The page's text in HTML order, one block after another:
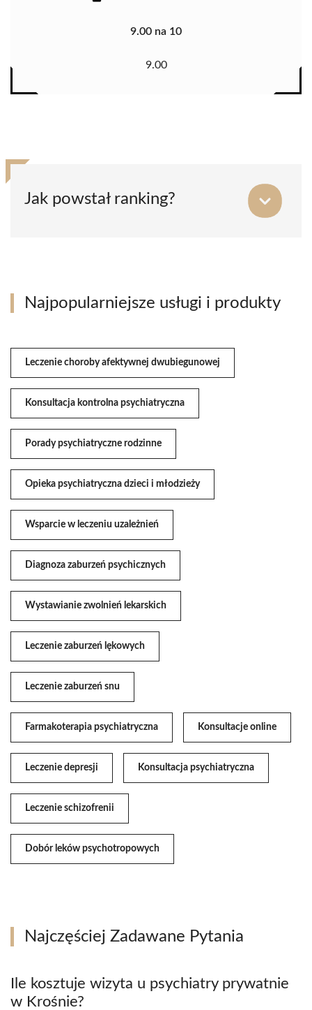
9.00 na 10
9.00
Jak powstał ranking?
Najpopularniejsze usługi i produkty
Leczenie choroby afektywnej dwubiegunowej
Konsultacja kontrolna psychiatryczna
Porady psychiatryczne rodzinne
Opieka psychiatryczna dzieci i młodzieży
Wsparcie w leczeniu uzależnień
Diagnoza zaburzeń psychicznych
Wystawianie zwolnień lekarskich
Leczenie zaburzeń lękowych
Leczenie zaburzeń snu
Farmakoterapia psychiatryczna Konsultacje online
Leczenie depresji Konsultacja psychiatryczna
Leczenie schizofrenii
Dobór leków psychotropowych
Najczęściej Zadawane Pytania
Ile kosztuje wizyta u psychiatry prywatnie
w Krośnie?